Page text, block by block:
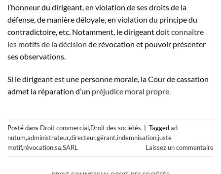
l’honneur du dirigeant, en violation de ses droits de la
défense, de manière déloyale, en violation du principe du
contradictoire, etc. Notamment, le dirigeant doitconnaître
les motifs de la décision de révocation et pouvoir présenter
ses observations.
Si le dirigeant est une personne morale, la Cour de cassation
admet la réparation d’un préjudice moral propre.
Posté dans Droit commercial,Droit des sociétés Taggedad
nutum,administrateur,directeur,gérant,indemnisation,juste
motif,révocation,sa,SARL Laissez un commentaire